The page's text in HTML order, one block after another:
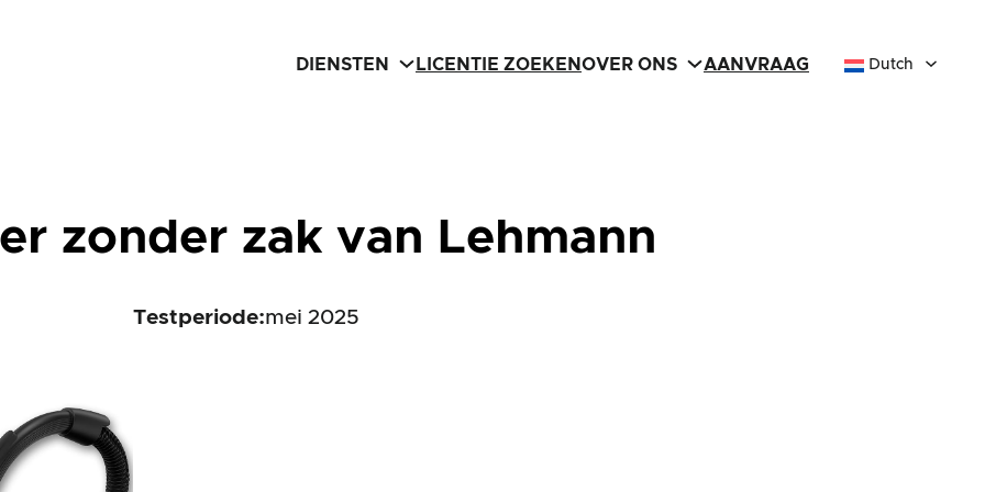
DIENSTEN LICENTIE ZOEKEN OVER ONS AANVRAAG Dutch
zonder zak van Lehmann
Testperiode:mei 2025